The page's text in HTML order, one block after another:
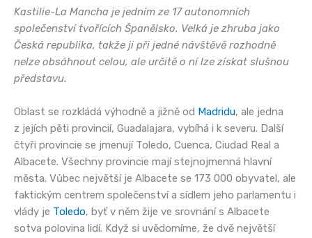
Kastilie-La Mancha je jedním ze 17 autonomních
společenství tvořících Španělsko. Velká je zhruba jako
Česká republika, takže ji při jedné návštěvě rozhodně
nelze obsáhnout celou, ale určitě o ní lze získat slušnou
představu.
Oblast se rozkládá výhodně a jižně od Madridu, ale jedna
z jejích pěti provincií, Guadalajara, vybíhá i k severu. Další
čtyři provincie se jmenují Toledo, Cuenca, Ciudad Real a
Albacete. Všechny provincie mají stejnojmenná hlavní
města. Vůbec největší je Albacete se 173 000 obyvatel, ale
faktickým centrem společenství a sídlem jeho parlamentu i
vlády je Toledo, byť v něm žije ve srovnání s Albacete
sotva polovina lidí. Když si uvědomíme, že dvě největší